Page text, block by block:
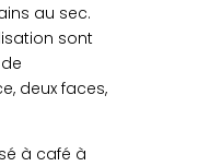
au sec.
sont
deux faces,
à café à